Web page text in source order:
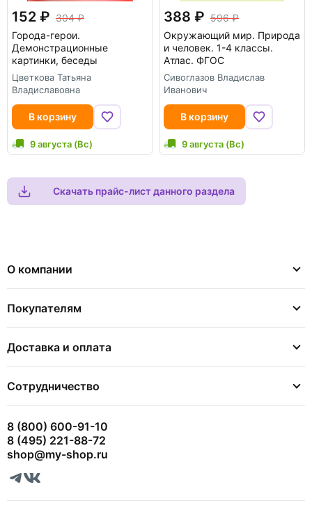
152
304
Города-герои.
Демонстрационные
картинки, беседы
Цветкова Татьяна
Владиславовна
В корзину
9 августа (Вс)
388
596
Окружающий мир. Природа
и человек. 1-4 классы.
Атлас. ФГОС
Сивоглазов Владислав
Иванович
В корзину
9 августа (Вс)
Скачать прайс-лист данного раздела
О компании
Покупателям
Доставка и оплата
Сотрудничество
8 (800) 600-91-10
8 (495) 221-88-72
shop@my-shop.ru